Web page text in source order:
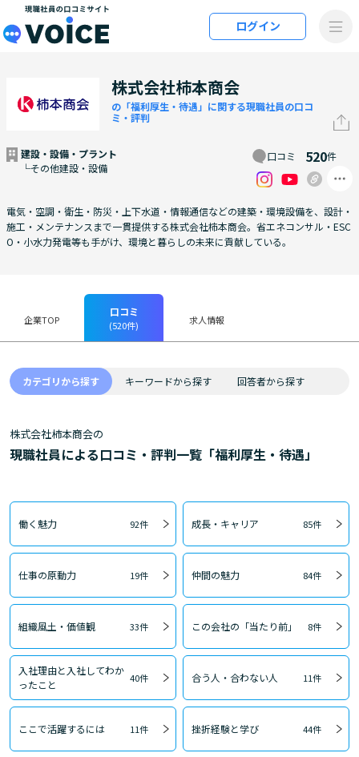
メインコンテンツにスキップ
ログイン
株式会社柿本商会
の「福利厚生・待遇」に関する現職社員の口コ
ミ・評判
建設・設備・プラント
└その他建設・設備
口コミ 520件
電気・空調・衛生・防災・上下水道・情報通信などの建築・環境設備を、設計・
施工・メンテナンスまで一貫提供する株式会社柿本商会。省エネコンサル・ESC
O・小水力発電等も手がけ、環境と暮らしの未来に貢献している。
企業TOP
口コミ
(520件) 求人情報
カテゴリから探す キーワードから探す 回答者から探す
株式会社柿本商会の
現職社員による口コミ・評判一覧「福利厚生・待遇」
働く魅力 92件 成長・キャリア 85件
仕事の原動力 19件 仲間の魅力 84件
組織風土・価値観 33件 この会社の「当たり前」 8件
入社理由と入社してわか
ったこと
40件 合う人・合わない人 11件
ここで活躍するには 11件 挫折経験と学び 44件